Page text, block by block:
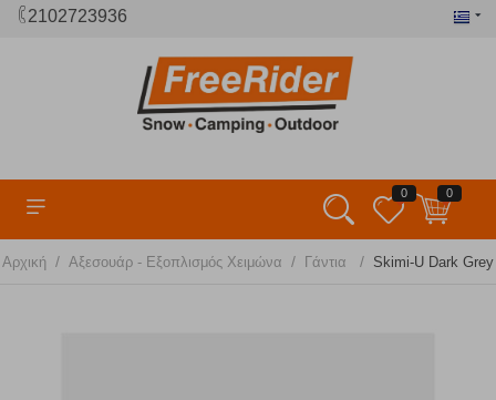
2102723936
0 0
Αρχική / Αξεσουάρ - Εξοπλισμός Χειμώνα / Γάντια / Skimi-U Dark Grey